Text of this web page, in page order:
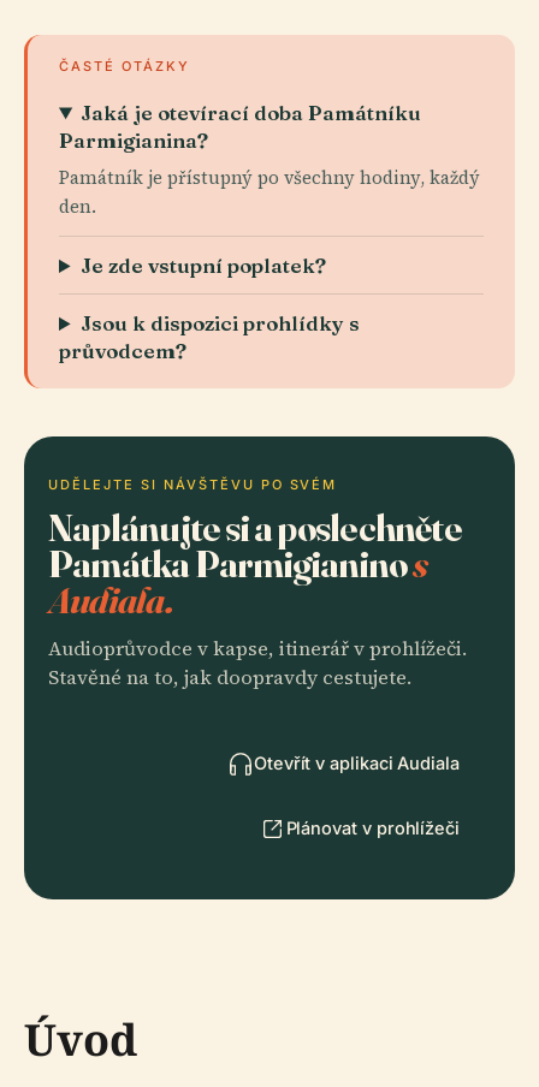
ČASTÉ OTÁZKY
Jaká je otevírací doba Památníku
Parmigianina?
Památník je přístupný po všechny hodiny, každý
den.
Je zde vstupní poplatek?
Jsou k dispozici prohlídky s
průvodcem?
UDĚLEJTE SI NÁVŠTĚVU PO SVÉM
Naplánujte si a poslechněte
Památka Parmigianinos
Audiala.
Audioprůvodce v kapse, itinerář v prohlížeči.
Stavěné na to, jak doopravdy cestujete.
Otevřít v aplikaci Audiala
Plánovat v prohlížeči
Úvod